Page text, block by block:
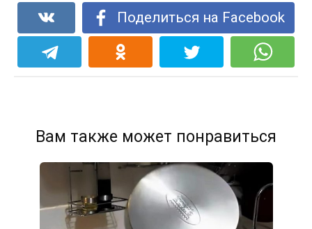
Поделиться на Facebook
Вам также может понравиться